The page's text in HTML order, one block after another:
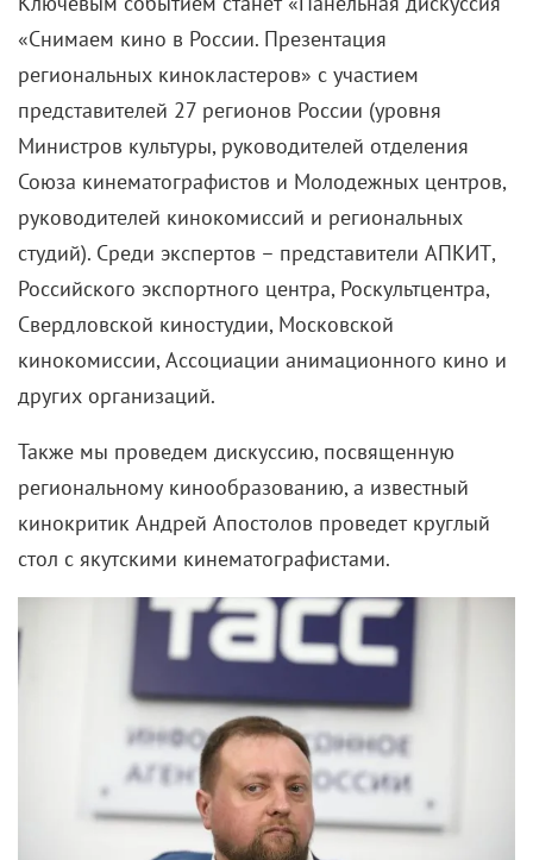
«Я вообще живу не по
правилам»: Калерии
Кисловой – 95!
Главный редактор «КиноРепортера» Мария
Лемешева поговорила с легендарным
главным режиссером Центрального ТВ о
эфира и секретах привлекательности.
Калерия Кислова – уникальный человек на нашем
телевидении. Почти все знаковые мероприятия